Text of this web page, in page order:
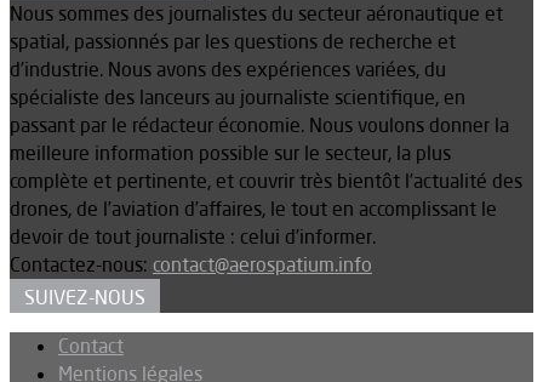
Nous sommes des journalistes du secteur aéronautique et
spatial, passionnés par les questions de recherche et
d’industrie. Nous avons des expériences variées, du
spécialiste des lanceurs au journaliste scientifique, en
passant par le rédacteur économie. Nous voulons donner la
meilleure information possible sur le secteur, la plus
complète et pertinente, et couvrir très bientôt l’actualité des
drones, de l’aviation d’affaires, le tout en accomplissant le
devoir de tout journaliste : celui d’informer.
Contactez-nous: contact@aerospatium.info
SUIVEZ-NOUS
Contact
Mentions légales